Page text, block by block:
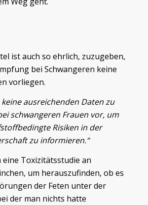
ist auch so ehrlich, zuzugeben,
bei Schwangeren keine
vorliegen.
keine ausreichenden Daten zu
schwangeren Frauen vor, um
Risiken in der
zu informieren.“
eine Toxizitätsstudie an
um herauszufinden, ob es
der Feten unter der
der man nichts hatte